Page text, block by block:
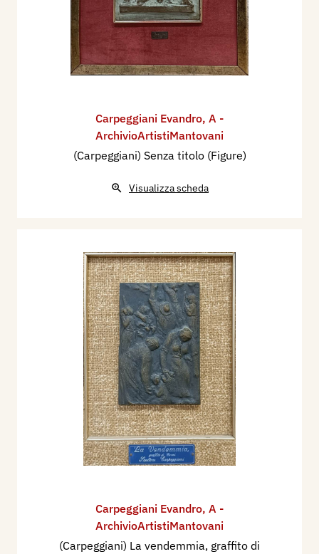
Carpeggiani Evandro, A -
ArchivioArtistiMantovani
(Carpeggiani) Senza titolo (Figure)
Visualizza scheda
Carpeggiani Evandro, A -
ArchivioArtistiMantovani
(Carpeggiani) La vendemmia, graffito di